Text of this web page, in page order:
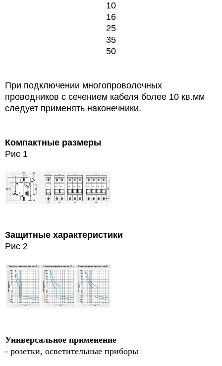
10
16
25
35
50
При подключении многопроволочных
проводников с сечением кабеля более 10 кв.мм
следует применять наконечники.
Компактные размеры
Рис 1
Защитные характеристики
Рис 2
Универсальное применение
- розетки, осветительные приборы